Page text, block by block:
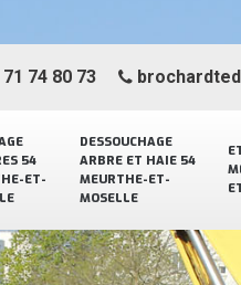
54
ET-
DESSOUCHAGE
ARBRE ET HAIE 54
MEURTHE-ET-
MOSELLE
71 74 80 73